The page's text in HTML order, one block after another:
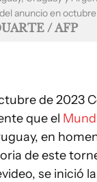
anuncio en
/ AFP
de 2023
que el
en
de este
se inició